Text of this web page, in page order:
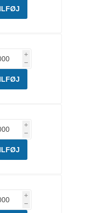
i
h
i
h
i
h